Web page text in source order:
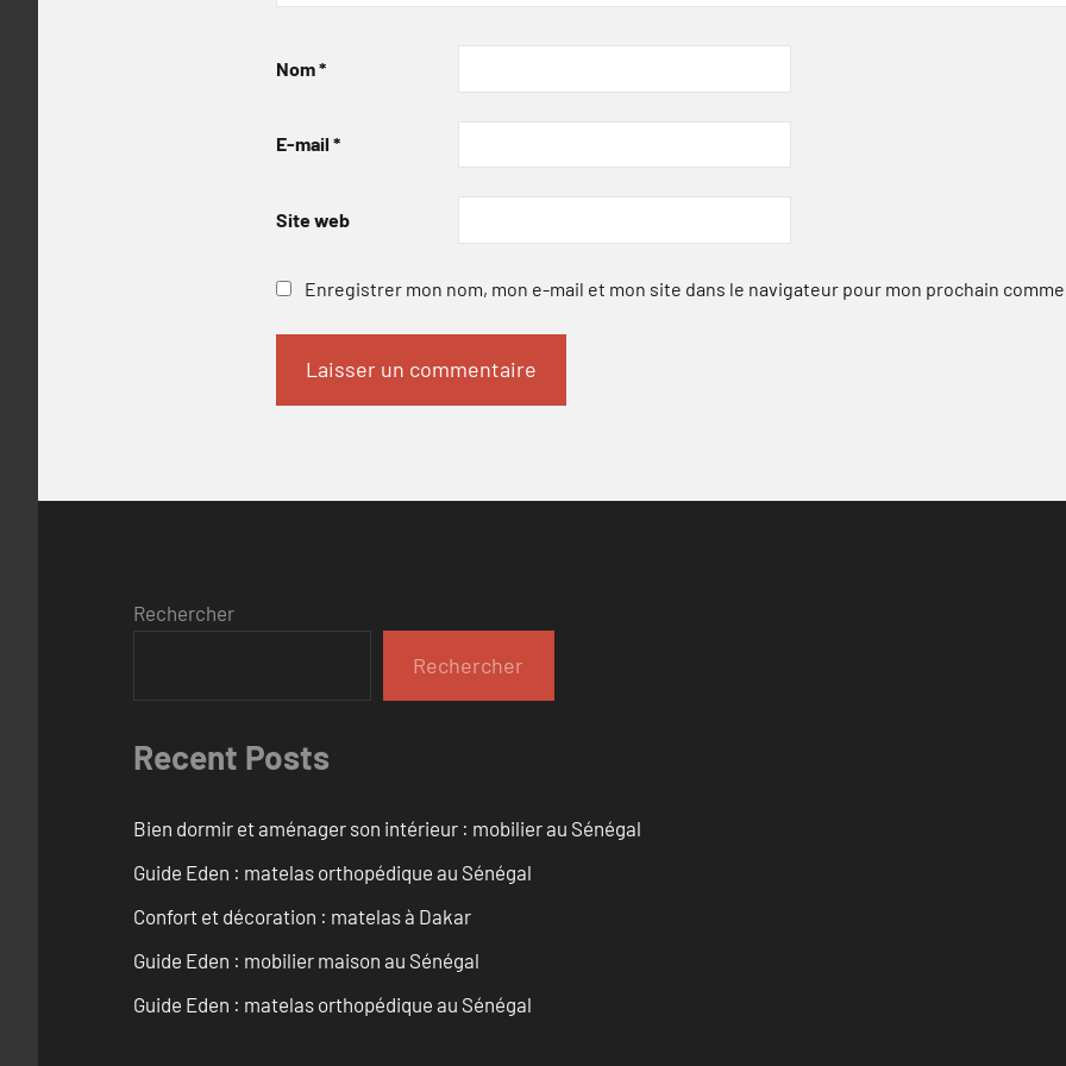
Nom*
E-mail *
Site web
Enregistrer mon nom, mon e-mail et mon site dans le navigateur pour mon prochain
Rechercher
Rechercher
Recent Posts
Bien dormir et aménager son intérieur : mobilier au Sénégal
Guide Eden : matelas orthopédique au Sénégal
Confort et décoration : matelas à Dakar
Guide Eden : mobilier maison au Sénégal
Guide Eden : matelas orthopédique au Sénégal